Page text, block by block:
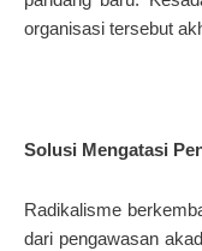
organisasi tersebut
Solusi Mengatasi
Radikalisme
dari pengawasan